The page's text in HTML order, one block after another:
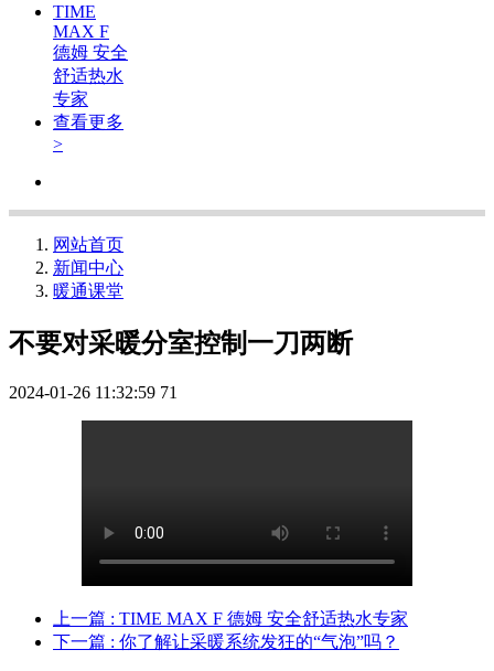
TIME
MAX F
德姆 安全
舒适热水
专家
查看更多
>
网站首页
新闻中心
暖通课堂
不要对采暖分室控制一刀两断
2024-01-26 11:32:59 71
上一篇 : TIME MAX F 德姆 安全舒适热水专家
下一篇 : 你了解让采暖系统发狂的“气泡”吗？